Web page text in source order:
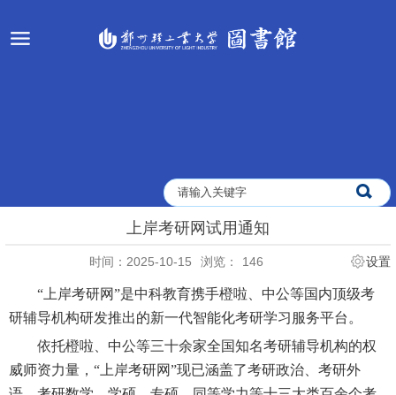
上岸考研网试用通知
时间：2025-10-15 浏览： 146 设置
“上岸考研网”是中科教育携手橙啦、中公等国内顶级考
研辅导机构研发推出的新一代智能化考研学习服务平台。
依托橙啦、中公等三十余家全国知名考研辅导机构的权
威师资力量，“上岸考研网”现已涵盖了考研政治、考研外